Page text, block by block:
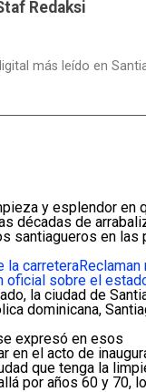
Redaksi
más leído en
y esplendor
décadas de
santiagueros en
la carretera
oficial sobre el
la ciudad de
dominicana,
expresó en esos
en el acto de
que tenga la
por años 60 y 70,